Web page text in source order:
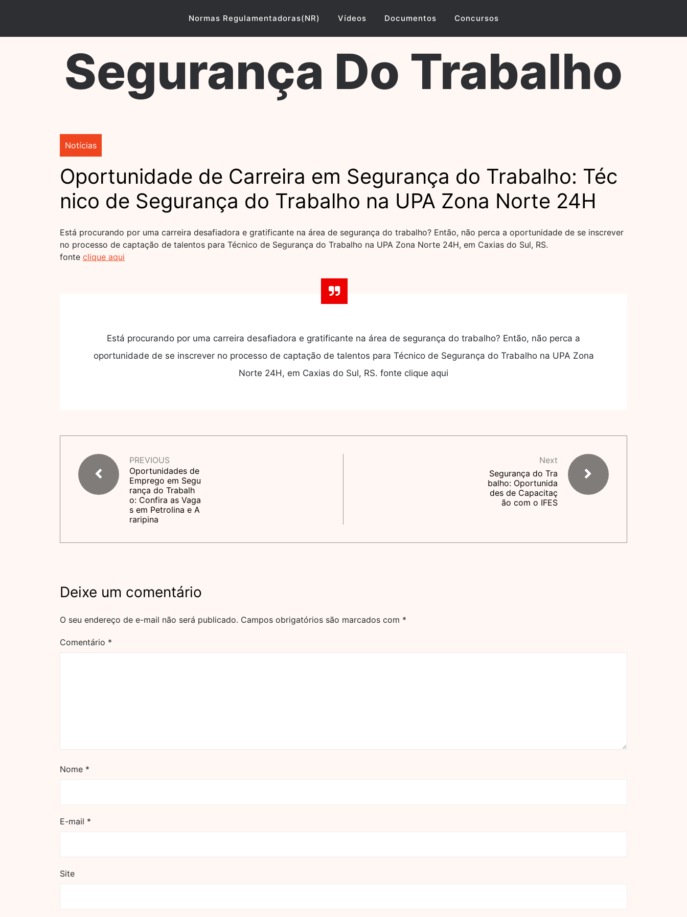
Normas Regulamentadoras(NR) Vídeos Documentos Concursos
Segurança Do Trabalho
Notícias
Oportunidade de Carreira em Segurança do Trabalho: Téc
nico de Segurança do Trabalho na UPA Zona Norte 24H
Está procurando por uma carreira desafiadora e gratificante na área de segurança do trabalho? Então, não perca a oportunidade de se inscrever
no processo de captação de talentos para Técnico de Segurança do Trabalho na UPA Zona Norte 24H, em Caxias do Sul, RS.
fonte clique aqui
Está procurando por uma carreira desafiadora e gratificante na área de segurança do trabalho? Então, não perca a
oportunidade de se inscrever no processo de captação de talentos para Técnico de Segurança do Trabalho na UPA Zona
Norte 24H, em Caxias do Sul, RS. fonte clique aqui
PREVIOUS
Oportunidades de
Emprego em Segu
rança do Trabalh
o: Confira as Vaga
s em Petrolina e A
raripina
Next
Segurança do Tra
balho: Oportunida
des de Capacitaç
ão com o IFES
Deixe um comentário
O seu endereço de e-mail não será publicado. Campos obrigatórios são marcados com *
Comentário *
Nome *
E-mail *
Site